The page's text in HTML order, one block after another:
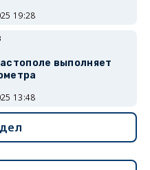
19:28
выполняет
13:48